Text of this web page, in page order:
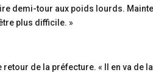
demi-tour aux poids lourds.
plus difficile. »
de la préfecture. « Il en va de